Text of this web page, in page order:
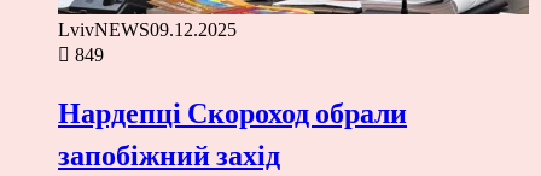
LvivNEWS09.12.2025
849
Нардепці Скороход обрали
запобіжний захід